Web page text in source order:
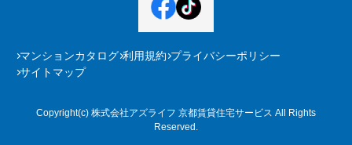
マンションカタログ 利用規約 プライバシーポリシー
サイトマップ
Copyright(c) 株式会社アズライフ 京都賃貸住宅サービス All Rights
Reserved.